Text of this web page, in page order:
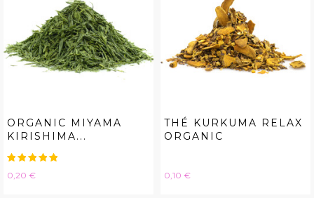
ORGANIC MIYAMA
KIRISHIMA...
Hinta
0,20 €
THÉ KURKUMA RELAX
ORGANIC
Hinta
0,10 €